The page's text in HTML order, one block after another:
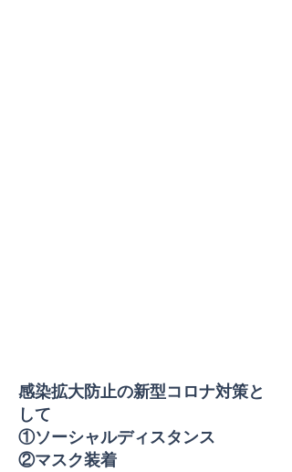
​感染拡大防止の新型コロナ対策と
して
①ソーシャルディスタンス
②マスク装着